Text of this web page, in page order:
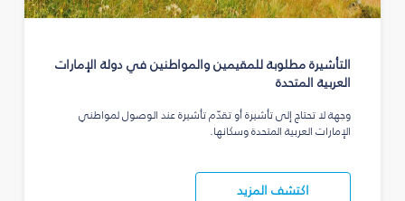
التأشيرة مطلوبة للمقيمين والمواطنين في دولة الإمارات
العربية المتحدة
وجهة لا تحتاج إلى تأشيرة أو تقدّم تأشيرة عند الوصول لمواطني
الإمارات العربية المتحدة وسكانها.
اكتشف المزيد